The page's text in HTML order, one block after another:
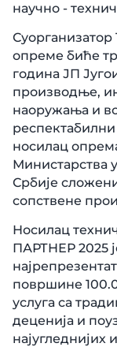
научно -
Суорганизатор
опреме биће
година ЈП
производње,
наоружања и
носилац
Министарства
Србије
сопствене
Носилац
ПАРТНЕР 2025
површине
услуга са
деценија и
најугледнијих